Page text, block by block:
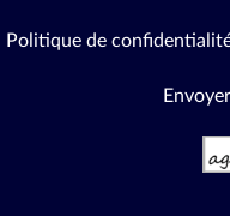
Politique de